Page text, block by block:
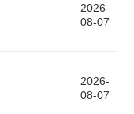
2026-
08-07
2026-
08-07